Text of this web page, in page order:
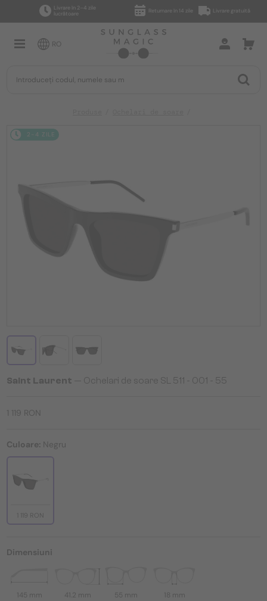
Livrare în 2–4 zile
lucrătoare
Returnare în 14 zile Livrare gratuită
RO
2-4 ZILE
Saint Laurent — Ochelari de soare SL 511 - 001 - 55
1 119 RON
Culoare: Negru
1 119 RON
Dimensiuni
145 mm 41.2 mm 55 mm 18 mm